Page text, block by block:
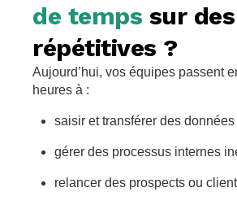
de temps sur
répétitives ?
Aujourd’hui, vos équipes passent
heures à :
saisir et transférer des
gérer des processus internes
relancer des prospects ou